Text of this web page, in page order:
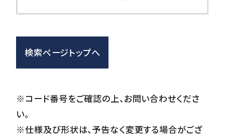
検索ページトップへ
※コード番号をご確認の上、お問い合わせくださ
い。
※仕様及び形状は、予告なく変更する場合がござ